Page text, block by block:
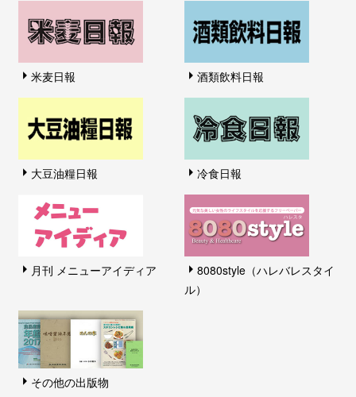
米麦日報 酒類飲料日報
大豆油糧日報 冷食日報
月刊 メニューアイディア
8080style（ハレバレスタイ
ル）
その他の出版物